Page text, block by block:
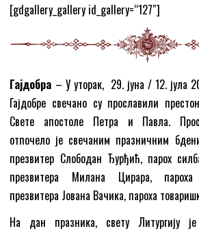
[gdgallery_gallery id_gallery=“127″]
Гајдобра – У уторак, 29. јуна / 12. јула
Гајдобре свечано су прославили
Свете апостоле Петра и Павла.
отпочело је свечаним празничним
презвитер Слободан Ђурђић, парох
презвитера Милана Цирара,
презвитера Јована Вачика, пароха
На дан празника, свету Литургију је